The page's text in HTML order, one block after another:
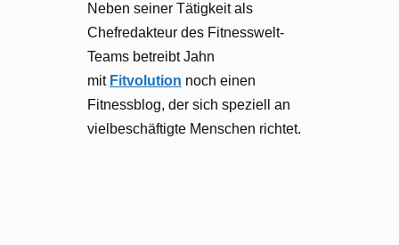
Neben seiner Tätigkeit als
Chefredakteur des Fitnesswelt-
Teams betreibt Jahn
mit Fitvolution noch einen
Fitnessblog, der sich speziell an
vielbeschäftigte Menschen richtet.